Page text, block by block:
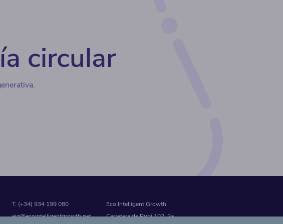
circular
T. (+34) 934 199 080
eig@ecointelligentgrowth.net
Eco Intelligent Growth
Carretera de Rubí 102, 2a